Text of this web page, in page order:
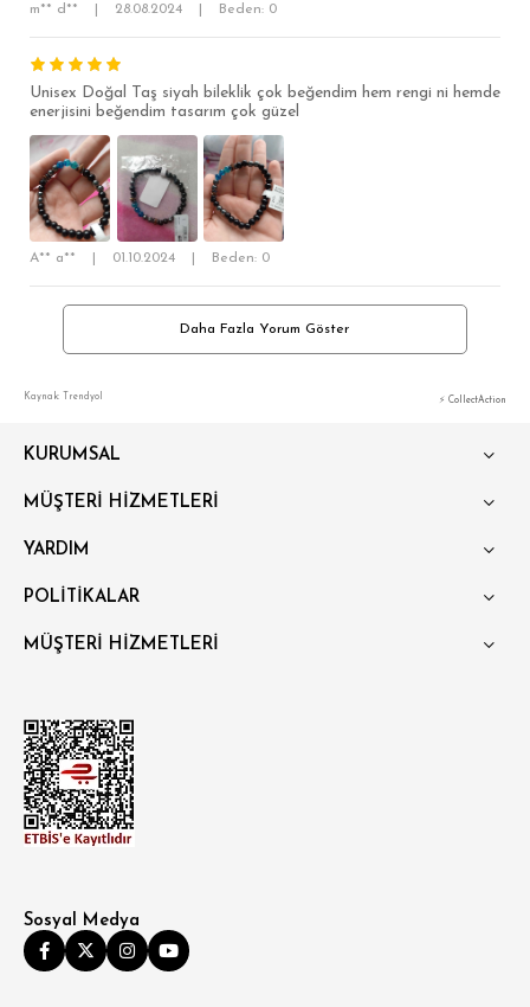
m** d** 28.08.2024 Beden: 0
Unisex Doğal Taş siyah bileklik çok beğendim hem rengi ni hemde
enerjisini beğendim tasarım çok güzel
A** a** 01.10.2024 Beden: 0
Daha Fazla Yorum Göster
Kaynak: Trendyol ⚡ CollectAction
KURUMSAL
MÜŞTERİ HİZMETLERİ
YARDIM
POLİTİKALAR
MÜŞTERİ HİZMETLERİ
Sosyal Medya